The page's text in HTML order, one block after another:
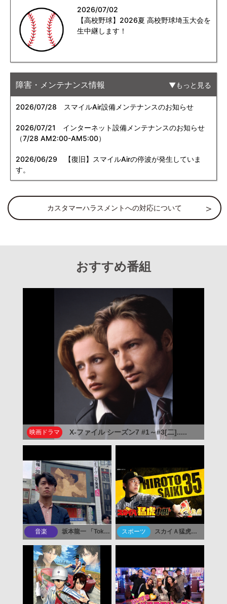
2026/07/02
【高校野球】2026夏 高校野球埼玉大会を
生中継します！
障害・メンテナンス情報 もっと見る
2026/07/28 スマイルAir設備メンテナンスのお知らせ
2026/07/21
インターネット設備メンテナンスのお知らせ
（7/28 AM2:00-AM5:00）
2026/06/29 【復旧】スマイルAirの停波が発生していま
す。
カスタマーハラスメントへの対応について
おすすめ番組